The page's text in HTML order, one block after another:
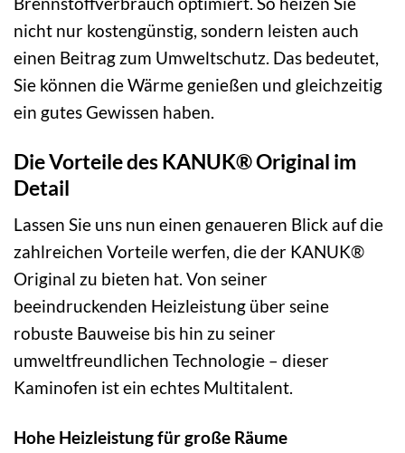
nicht nur kostengünstig, sondern leisten auch
einen Beitrag zum Umweltschutz. Das bedeutet,
Sie können die Wärme genießen und gleichzeitig
ein gutes Gewissen haben.
Die Vorteile des KANUK® Original im
Detail
Lassen Sie uns nun einen genaueren Blick auf die
zahlreichen Vorteile werfen, die der KANUK®
Original zu bieten hat. Von seiner
beeindruckenden Heizleistung über seine
robuste Bauweise bis hin zu seiner
umweltfreundlichen Technologie – dieser
Kaminofen ist ein echtes Multitalent.
Hohe Heizleistung für große Räume